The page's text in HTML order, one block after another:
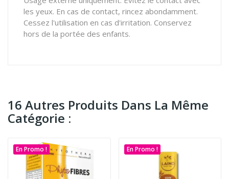
les yeux. En cas de contact, rincez abondamment.
Cessez l'utilisation en cas d'irritation. Conservez
hors de la portée des enfants.
16 Autres Produits Dans La Même
Catégorie :
En Promo ! En Promo !